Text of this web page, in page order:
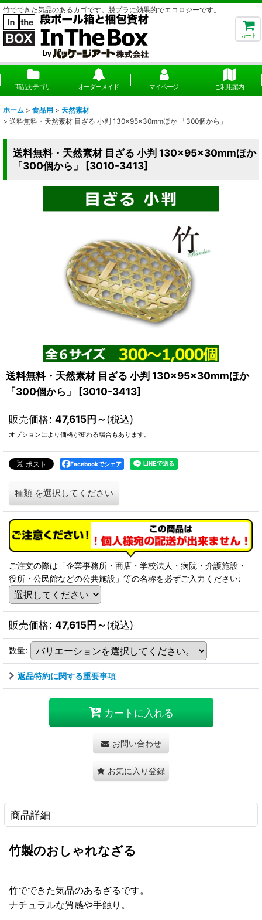
竹でできた気品のあるカゴです。脱プラに効果的でエコロジーです。
カート
商品カテゴリ オーダーメイド マイページ ご利用案内
ホーム > 食品用 > 天然素材
> 送料無料・天然素材 目ざる 小判 130×95×30mmほか 「300個から」
送料無料・天然素材 目ざる 小判 130×95×30mmほか
「300個から」
[3010-3413]
送料無料・天然素材 目ざる 小判 130×95×30mmほか
「300個から」
[3010-3413]
販売価格: 47,615円～(税込)
オプションにより価格が変わる場合もあります。
Facebookでシェア
種類 を選択してください
ご注文の際は「企業事務所・商店・学校法人・病院・介護施設・
役所・公民館などの公共施設」等の名称を必ずご入力ください:
販売価格: 47,615円～(税込)
数量:
返品特約に関する重要事項
カートに入れる
お問い合わせ
お気に入り登録
商品詳細
竹製のおしゃれなざる
竹でできた気品のあるざるです。
ナチュラルな質感や手触り。